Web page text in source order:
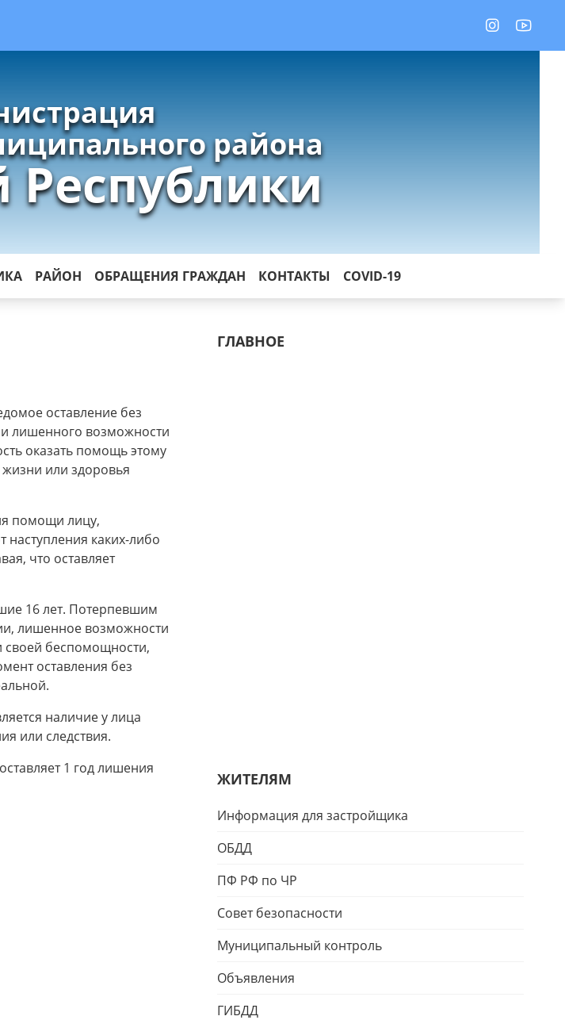
района
Республики
РАЙОН ОБРАЩЕНИЯ ГРАЖДАН КОНТАКТЫ COVID-19
оставление без
лишенного возможности
оказать помощь этому
или здоровья
помощи лицу,
каких-либо
что оставляет
16 лет. Потерпевшим
лишенное возможности
своей беспомощности,
оставления без
наличие у лица
или следствия.
1 год лишения
ГЛАВНОЕ
ЖИТЕЛЯМ
Информация для застройщика
ОБДД
ПФ РФ по ЧР
Совет безопасности
Муниципальный контроль
Объявления
ГИБДД